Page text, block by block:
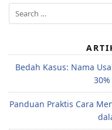
Search
for:
Bedah Kasus: Nama
Panduan Praktis Cara